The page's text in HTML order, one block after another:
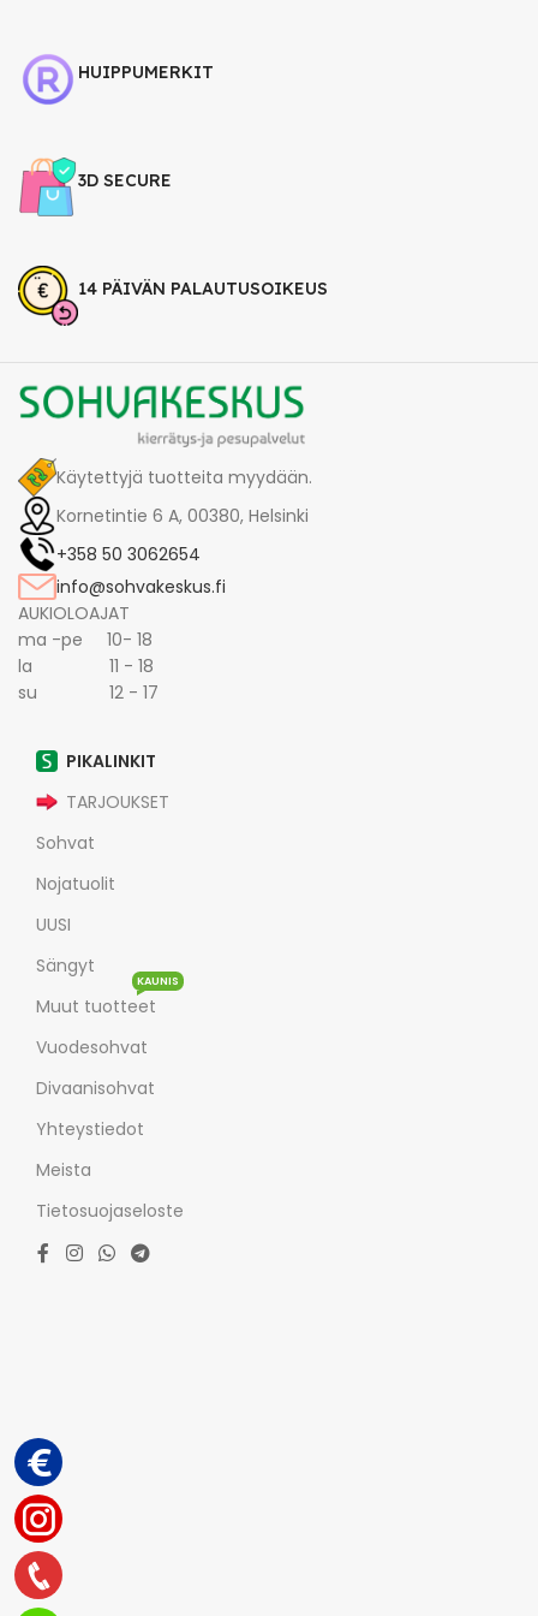
HUIPPUMERKIT
3D SECURE
14 PÄIVÄN PALAUTUSOIKEUS
Käytettyjä tuotteita myydään.
Kornetintie 6 A, 00380, Helsinki
+358 50 3062654
info@sohvakeskus.fi
AUKIOLOAJAT
ma -pe 10- 18
la 11 - 18
su 12 - 17
PIKALINKIT
TARJOUKSET
Sohvat
Nojatuolit
UUSI
Sängyt
Muut tuotteet
KAUNIS
Vuodesohvat
Divaanisohvat
Yhteystiedot
Meista
Tietosuojaseloste